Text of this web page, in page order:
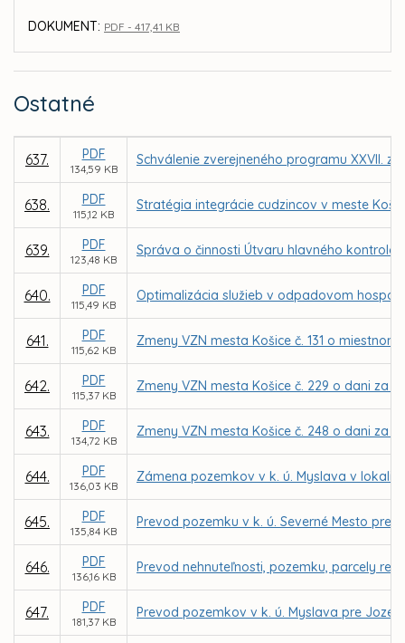
DOKUMENT: PDF - 417,41 KB
Ostatné
637. PDF
134,59 KB
Schválenie zverejneného programu XXVII.
638. PDF
115,12 KB
Stratégia integrácie cudzincov v meste
639. PDF
123,48 KB
Správa o činnosti Útvaru hlavného
640. PDF
115,49 KB
Optimalizácia služieb v odpadovom
641. PDF
115,62 KB
Zmeny VZN mesta Košice č. 131 o
642. PDF
115,37 KB
Zmeny VZN mesta Košice č. 229 o dani za
643. PDF
134,72 KB
Zmeny VZN mesta Košice č. 248 o dani za
644. PDF
136,03 KB
Zámena pozemkov v k. ú. Myslava v
645. PDF
135,84 KB
Prevod pozemku v k. ú. Severné Mesto pre
646. PDF
136,16 KB
Prevod nehnuteľnosti, pozemku, parcely
647. PDF
181,37 KB
Prevod pozemkov v k. ú. Myslava pre